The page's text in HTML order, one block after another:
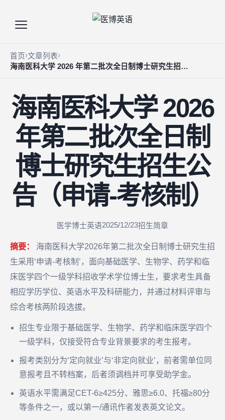
首页 文章列表
海南医科大学 2026 年第二批次全日制博士研究生招生公告（申请-考核制）
海南医科大学 2026
年第二批次全日制
博士研究生招生公
告（申请-考核制）
医学博士英语2025/12/23招生简章
摘要：
海南医科大学2026年第二批次全日制博士研究生招
生采用‘申请-考核制’，面向基础医学、生物学、药学和临
床医学四个一级学科招收学术学位博士生，要求考生具备
相应学历学位、英语水平及科研能力，并通过材料评审与
综合考核两阶段选拔。
招生专业限于基础医学、生物学、药学和临床医学四个
一级学科，仅接受符合专业背景要求的考生报考。
报考类别分为‘定向就业’与‘非定向就业’，前者需单位同
意报考且不转档案，后者须调档并可享受助学金。
英语水平需满足CET-6≥425分、雅思≥6.0、托福≥80分
等条件之一，或以第一/通讯作者发表英文论文。